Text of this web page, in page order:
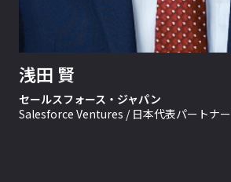
浅田 賢
セールスフォース・ジャパン
Salesforce Ventures / 日本代表パートナー